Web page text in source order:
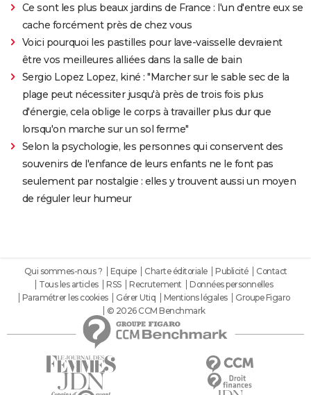
Ce sont les plus beaux jardins de France : l'un d'entre eux se
cache forcément près de chez vous
Voici pourquoi les pastilles pour lave-vaisselle devraient
être vos meilleures alliées dans la salle de bain
Sergio Lopez Lopez, kiné : "Marcher sur le sable sec de la
plage peut nécessiter jusqu'à près de trois fois plus
d'énergie, cela oblige le corps à travailler plus dur que
lorsqu'on marche sur un sol ferme"
Selon la psychologie, les personnes qui conservent des
souvenirs de l'enfance de leurs enfants ne le font pas
seulement par nostalgie : elles y trouvent aussi un moyen
de réguler leur humeur
Qui sommes-nous ? Equipe Charte éditoriale Publicité
Contact
Tous les articles
RSS Recrutement
Données personnelles
Paramétrer les cookies
Gérer Utiq Mentions légales
Groupe Figaro
© 2026 CCM Benchmark